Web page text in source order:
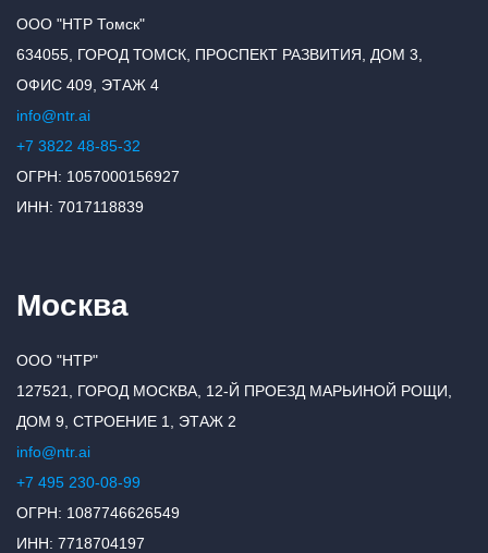
ООО "НТР Томск"
634055, ГОРОД ТОМСК, ПРОСПЕКТ РАЗВИТИЯ, ДОМ 3,
ОФИС 409, ЭТАЖ 4
info@ntr.ai
+7 3822 48-85-32
ОГРН: 1057000156927
ИНН: 7017118839
Москва
ООО "НТР"
127521, ГОРОД МОСКВА, 12-Й ПРОЕЗД МАРЬИНОЙ РОЩИ,
ДОМ 9, СТРОЕНИЕ 1, ЭТАЖ 2
info@ntr.ai
+7 495 230-08-99
ОГРН: 1087746626549
ИНН: 7718704197